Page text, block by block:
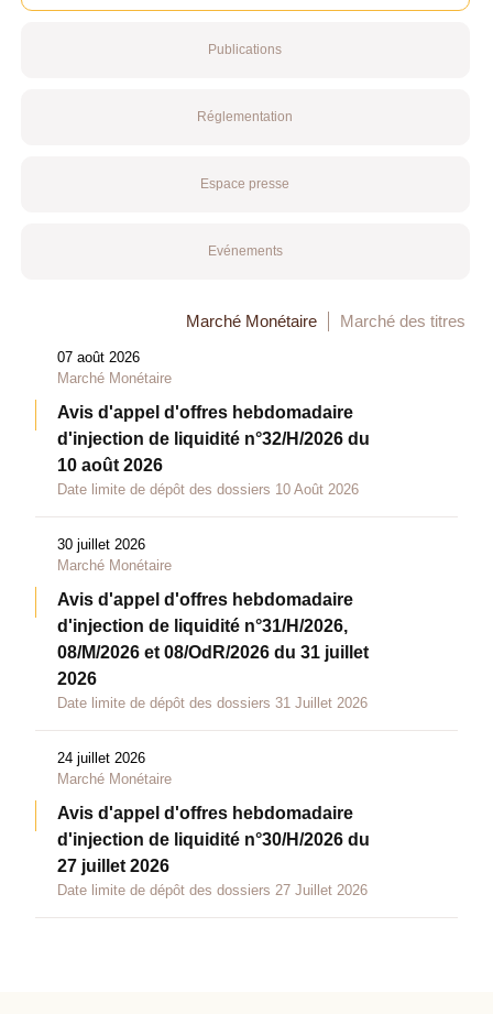
Publications
Réglementation
Espace presse
Evénements
Marché Monétaire Marché des titres
07 août 2026
Marché Monétaire
Avis d'appel d'offres hebdomadaire
d'injection de liquidité n°32/H/2026 du
10 août 2026
Date limite de dépôt des dossiers 10 Août 2026
30 juillet 2026
Marché Monétaire
Avis d'appel d'offres hebdomadaire
d'injection de liquidité n°31/H/2026,
08/M/2026 et 08/OdR/2026 du 31 juillet
2026
Date limite de dépôt des dossiers 31 Juillet 2026
24 juillet 2026
Marché Monétaire
Avis d'appel d'offres hebdomadaire
d'injection de liquidité n°30/H/2026 du
27 juillet 2026
Date limite de dépôt des dossiers 27 Juillet 2026